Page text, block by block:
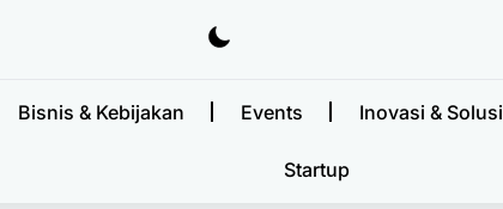
Bisnis & Kebijakan Events Inovasi & Solusi
Startup